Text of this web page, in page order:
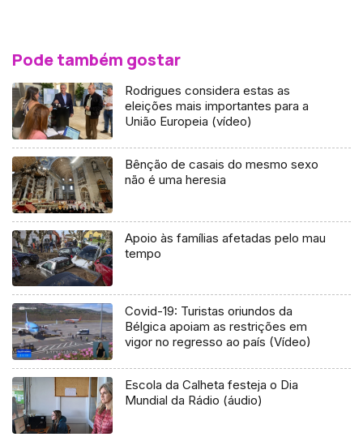
Pode também gostar
Rodrigues considera estas as
eleições mais importantes para a
União Europeia (vídeo)
Bênção de casais do mesmo sexo
não é uma heresia
Apoio às famílias afetadas pelo mau
tempo
Covid-19: Turistas oriundos da
Bélgica apoiam as restrições em
vigor no regresso ao país (Vídeo)
Escola da Calheta festeja o Dia
Mundial da Rádio (áudio)